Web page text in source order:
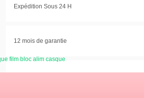
film bloc alim casque
Expédition Sous 24 H
12 mois de garantie